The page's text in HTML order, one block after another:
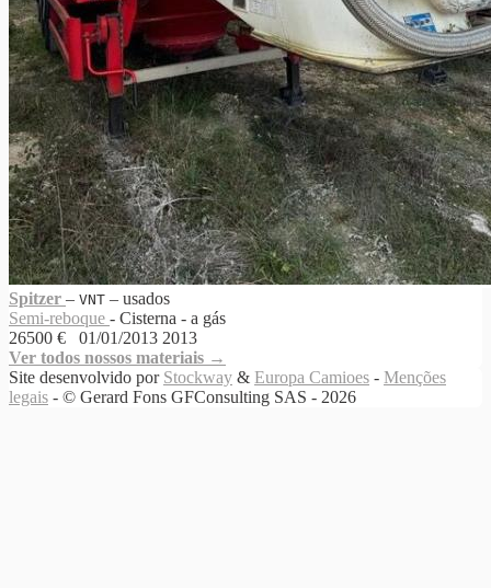
Spitzer ‒ VNT ‒ usados
Semi-reboque - Cisterna - a gás
26500 €
01/01/2013 2013
Ver todos nossos materiais →
Site desenvolvido por Stockway & Europa Camioes - Menções
legais - © Gerard Fons GFConsulting SAS - 2026